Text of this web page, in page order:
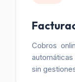
Cobros
sin